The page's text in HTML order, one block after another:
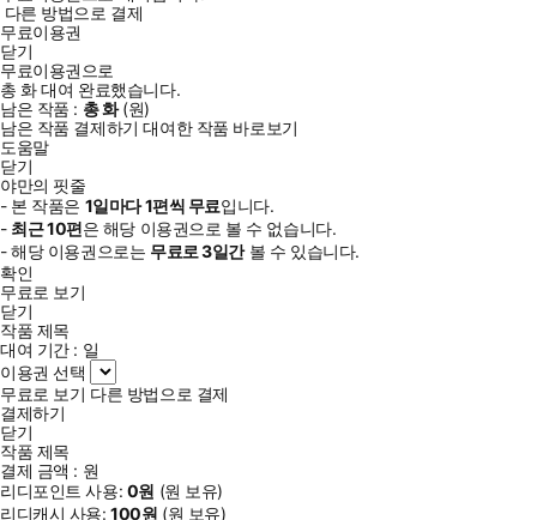
다른 방법으로 결제
무료이용권
닫기
무료이용권으로
총 화대여 완료했습니다.
남은 작품 : 총화(원)
남은 작품 결제하기 대여한 작품 바로보기
도움말
닫기
야만의 핏줄
- 본 작품은 1일마다1편씩 무료입니다.
- 최근10편은 해당 이용권으로 볼 수 없습니다.
- 해당 이용권으로는 무료로3일간볼 수 있습니다.
확인
무료로 보기
닫기
작품 제목
대여 기간 : 일
이용권 선택
무료로 보기 다른 방법으로 결제
결제하기
닫기
작품 제목
결제 금액 : 원
리디포인트 사용: 0원 (원 보유)
리디캐시 사용:100원 (원 보유)